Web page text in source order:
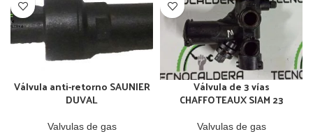
Válvula anti-retorno SAUNIER
DUVAL
Valvulas de gas
Válvula de 3 vías
CHAFFOTEAUX SIAM 23
Valvulas de gas